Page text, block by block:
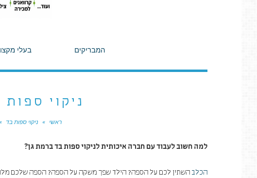
המבריקים בעלי
ניקוי
ראשי » ניקוי ספות בד
למה חשוב לעבוד עם חברה איכותית לניקוי ספות בד ברמת גן?
הכלב השתין לכם על הספה? הילד שפך משקה על הספה? הספה שלכם